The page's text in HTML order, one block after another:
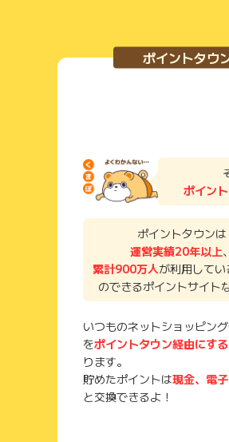
ポイントタウ
ポイン
ポイントタウンは
運営実績20年以上、
累計900万人が利用してい
のできるポイントサイト
いつものネットショッピン
をポイントタウン経由にす
ります。
貯めたポイントは現金、電
と交換できるよ！